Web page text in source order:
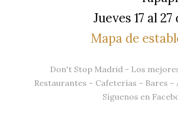
Jueves 17 al
Mapa de
Don't Stop Madrid - Los
Restaurantes ~ Cafeterías ~ Bares ~
Síguenos en